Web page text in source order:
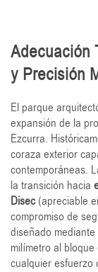
Adecuación
y Precisión
El parque
expansión de la
Ezcurra.
coraza exterior
contemporáneas.
la transición hacia
Disec(apreciable
compromiso de
diseñado
milímetro al
cualquier esfuerzo